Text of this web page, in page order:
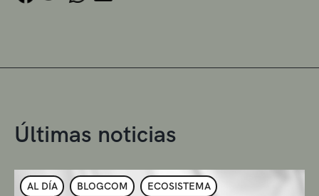
Últimas noticias
AL DÍA BLOGCOM ECOSISTEMA